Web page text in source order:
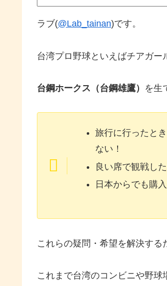
ラブ(@Lab_tainan)です。
台湾プロ野球といえばチアガー
台鋼ホークス（台鋼雄鷹） を生
旅行に行ったと
ない！
良い席で観戦し
日本からでも購
これらの疑問・希望を解決する
これまで台湾のコンビニや野球